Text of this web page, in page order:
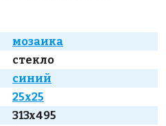
мозаика
стекло
синий
25x25
313x495